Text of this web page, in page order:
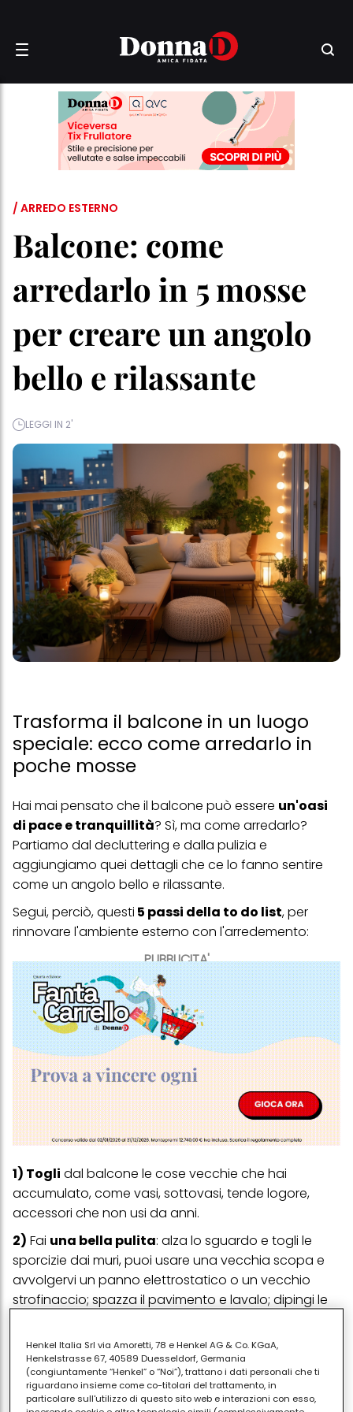
/ ARREDO ESTERNO
Balcone: come
arredarlo in 5 mosse
per creare un angolo
bello e rilassante
LEGGI IN 2'
Trasforma il balcone in un luogo
speciale: ecco come arredarlo in
poche mosse
PUBBLICITA'
Hai mai pensato che il balcone può essere un'oasi
di pace e tranquillità? Sì, ma come arredarlo?
Partiamo dal decluttering e dalla pulizia e
aggiungiamo quei dettagli che ce lo fanno sentire
come un angolo bello e rilassante.
Segui, perciò, questi 5 passi della to do list, per
rinnovare l'ambiente esterno con l'arredemento:
1) Togli dal balcone le cose vecchie che hai
accumulato, come vasi, sottovasi, tende logore,
accessori che non usi da anni.
2) Fai una bella pulita: alza lo sguardo e togli le
sporcizie dai muri, puoi usare una vecchia scopa e
avvolgervi un panno elettrostatico o un vecchio
strofinaccio; spazza il pavimento e lavalo; dipingi le
Leggi anche: come pulire il balcone sporco.
Immagina di stare sul balcone: cosa fai?
Mangi o sorseggi qualcosa? Prendi un tavolino e un
Henkel Italia Srl via Amoretti, 78 e Henkel AG & Co. KGaA,
Henkelstrasse 67, 40589 Duesseldorf, Germania
(congiuntamente “Henkel” o “Noi”), trattano i dati personali che ti
riguardano insieme come co-titolari del trattamento, in
particolare sull'utilizzo di questo sito web e interazioni con esso,